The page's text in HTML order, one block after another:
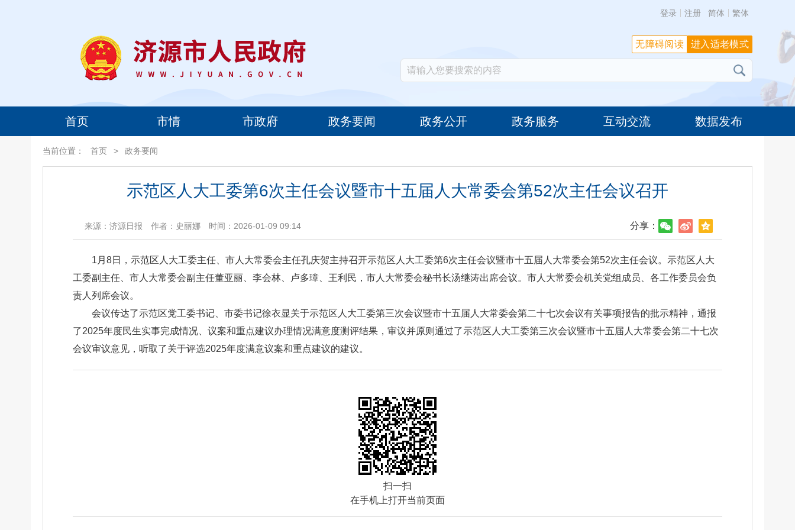
登录 注册 简体 繁体
首页 市情 市政府 政务要闻 政务公开 政务服务 互动交流 数据发布
进入适老模式
无障碍阅读
当前位置： 首页 > 政务要闻
示范区人大工委第6次主任会议暨市十五届人大常委会第52次主任会议召开
来源：济源日报 作者：史丽娜 时间：2026-01-09 09:14 分享：
1月8日，示范区人大工委主任、市人大常委会主任孔庆贺主持召开示范区人大工委第6次主任会议暨市十五届人大常委会第52次主任会议。示范区人大
工委副主任、市人大常委会副主任董亚丽、李会林、卢多璋、王利民，市人大常委会秘书长汤继涛出席会议。市人大常委会机关党组成员、各工作委员会负
责人列席会议。
会议传达了示范区党工委书记、市委书记徐衣显关于示范区人大工委第三次会议暨市十五届人大常委会第二十七次会议有关事项报告的批示精神，通报
了2025年度民生实事完成情况、议案和重点建议办理情况满意度测评结果，审议并原则通过了示范区人大工委第三次会议暨市十五届人大常委会第二十七次
会议审议意见，听取了关于评选2025年度满意议案和重点建议的建议。
扫一扫
在手机上打开当前页面